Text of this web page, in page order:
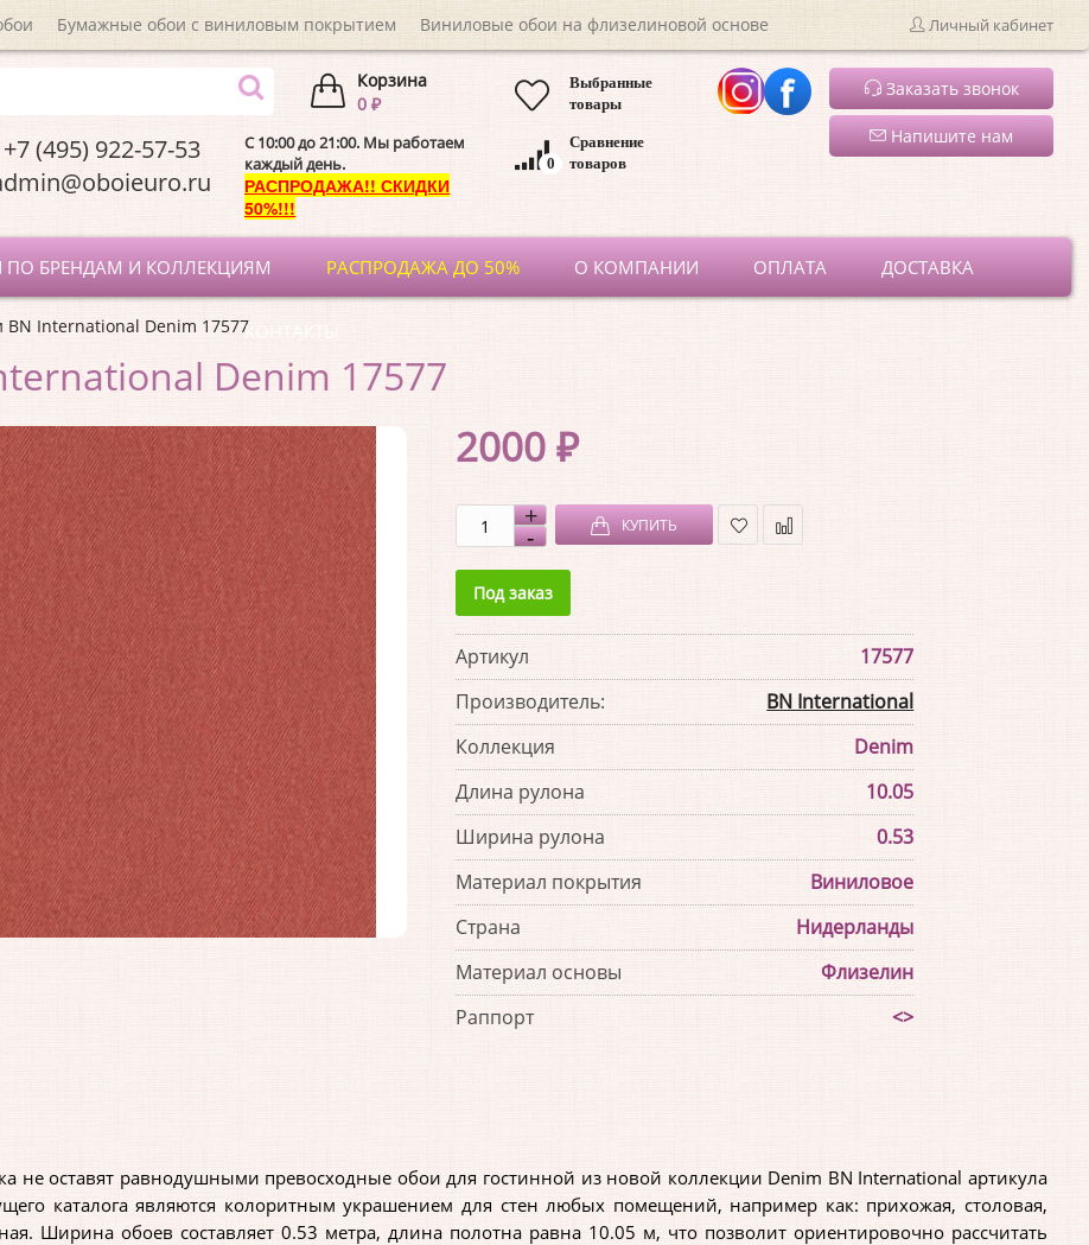
Бумажные обои с виниловым покрытием Виниловые обои на флизелиновой основе Личный кабинет
Корзина
0 ₽
+7 (495) 922-57-53
C 10:00 до 21:00. Мы работаем
каждый день.
РАСПРОДАЖА!! СКИДКИ
50%!!!
Выбранные
товары
Сравнение
товаров
0
Заказать звонок
Напишите нам
ПО БРЕНДАМ И КОЛЛЕКЦИЯМ РАСПРОДАЖА ДО 50% О КОМПАНИИ ОПЛАТА ДОСТАВКА
КОНТАКТЫ
BN International Denim 17577
Denim 17577
2000 ₽
КУПИТЬ
Под заказ
Артикул
17577
Производитель:
BN International
Коллекция
Denim
Длина рулона
10.05
Ширина рулона
0.53
Материал покрытия
Виниловое
Страна
Нидерланды
Материал основы
Флизелин
Раппорт
<>
не оставят равнодушными превосходные обои для гостинной из новой коллекции Denim BN International артикула
каталога являются колоритным украшением для стен любых помещений, например как: прихожая, столовая,
Ширина обоев составляет 0.53 метра, длина полотна равна 10.05 м, что позволит ориентировочно рассчитать